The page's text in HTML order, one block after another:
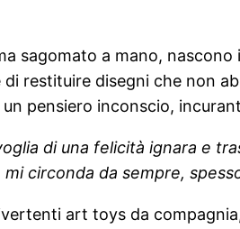
sagomato a mano,
restituire disegni che non
pensiero inconscio,
di una felicità ignara e
circonda da sempre,
art toys da